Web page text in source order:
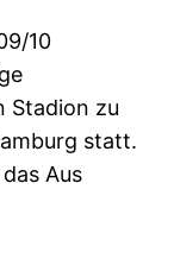
10
Stadion zu
statt.
Aus